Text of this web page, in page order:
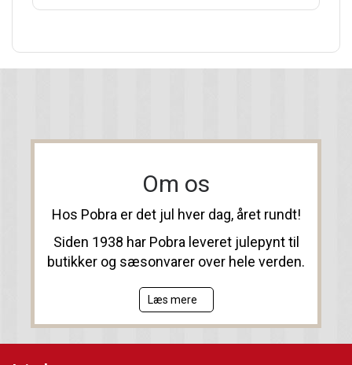
Om os
Hos Pobra er det jul hver dag, året rundt!
Siden 1938 har Pobra leveret julepynt til
butikker og sæsonvarer over hele verden.
Læs mere